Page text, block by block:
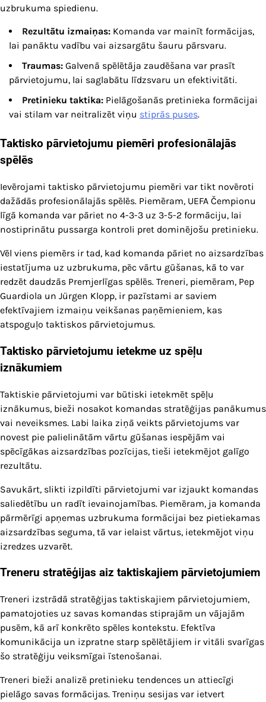
uzbrukuma spiedienu.
Rezultātu izmaiņas: Komanda var mainīt formācijas,
lai panāktu vadību vai aizsargātu šauru pārsvaru.
Traumas: Galvenā spēlētāja zaudēšana var prasīt
pārvietojumu, lai saglabātu līdzsvaru un efektivitāti.
Pretinieku taktika: Pielāgošanās pretinieka formācijai
vai stilam var neitralizēt viņu stiprās puses.
Taktisko pārvietojumu piemēri profesionālajās
spēlēs
Ievērojami taktisko pārvietojumu piemēri var tikt novēroti
dažādās profesionālajās spēlēs. Piemēram, UEFA Čempionu
līgā komanda var pāriet no 4-3-3 uz 3-5-2 formāciju, lai
nostiprinātu pussarga kontroli pret dominējošu pretinieku.
Vēl viens piemērs ir tad, kad komanda pāriet no aizsardzības
iestatījuma uz uzbrukuma, pēc vārtu gūšanas, kā to var
redzēt daudzās Premjerlīgas spēlēs. Treneri, piemēram, Pep
Guardiola un Jürgen Klopp, ir pazīstami ar saviem
efektīvajiem izmaiņu veikšanas paņēmieniem, kas
atspoguļo taktiskos pārvietojumus.
Taktisko pārvietojumu ietekme uz spēļu
iznākumiem
Taktiskie pārvietojumi var būtiski ietekmēt spēļu
iznākumus, bieži nosakot komandas stratēģijas panākumus
vai neveiksmes. Labi laika ziņā veikts pārvietojums var
novest pie palielinātām vārtu gūšanas iespējām vai
spēcīgākas aizsardzības pozīcijas, tieši ietekmējot galīgo
rezultātu.
Savukārt, slikti izpildīti pārvietojumi var izjaukt komandas
saliedētību un radīt ievainojamības. Piemēram, ja komanda
pārmērīgi apņemas uzbrukuma formācijai bez pietiekamas
aizsardzības seguma, tā var ielaist vārtus, ietekmējot viņu
izredzes uzvarēt.
Treneru stratēģijas aiz taktiskajiem pārvietojumiem
Treneri izstrādā stratēģijas taktiskajiem pārvietojumiem,
pamatojoties uz savas komandas stiprajām un vājajām
pusēm, kā arī konkrēto spēles kontekstu. Efektīva
komunikācija un izpratne starp spēlētājiem ir vitāli svarīgas
šo stratēģiju veiksmīgai īstenošanai.
Treneri bieži analizē pretinieku tendences un attiecīgi
pielāgo savas formācijas. Treniņu sesijas var ietvert